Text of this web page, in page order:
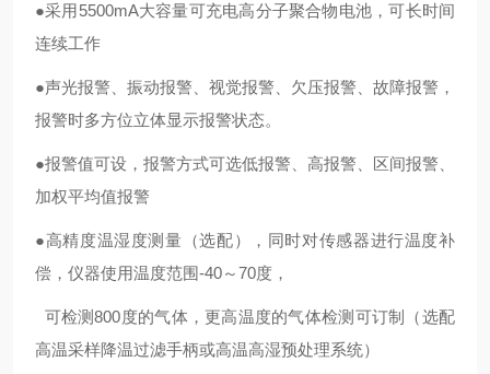
●采用 5500mA大容量可充电高分子聚合物电池，可长时间
连续工作
●声光报警 、振动报警 、视觉报警、欠压报警、故障报警，
报警时多方位立体显示报警状态。
●报警值可设， 报警方式可选低报警、 高报警、区间报警、
加权平均值报警
●高精度温湿度测量（选配），同时对传感器进行温度补
偿，仪器使用温度范围-40～70度，
可检测800度的气体，更高温度的气体检测可订制（选配
高温采样降温过滤手柄或高温高湿预处理系统）